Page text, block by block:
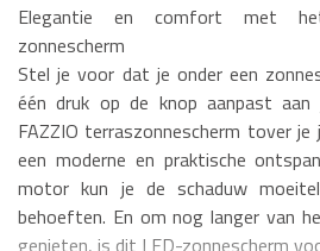
Elegantie en comfort met
zonnescherm
Stel je voor dat je onder een
één druk op de knop aanpast
FAZZIO terraszonnescherm tover
een moderne en praktische
motor kun je de schaduw
behoeften. En om nog langer van
genieten, is dit LED-zonnescherm